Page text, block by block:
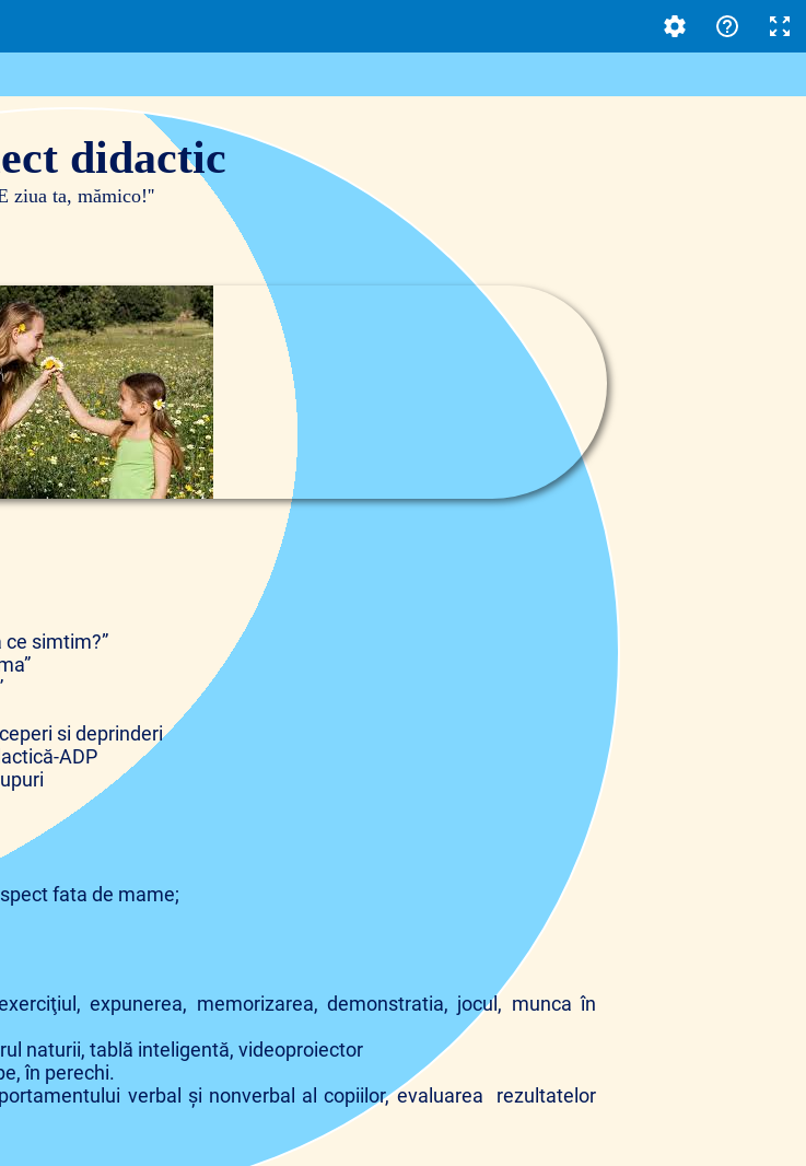
didactic
ziua ta, mămico!''
ce simtim?”
si deprinderi
ADP
fata de mame;
expunerea, memorizarea, demonstratia, jocul, munca în
naturii, tablă inteligentă, videoproiector
în perechi.
verbal și nonverbal al copiilor, evaluarea rezultatelor